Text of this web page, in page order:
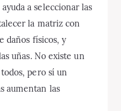
a seleccionar las
la matriz con
daños físicos, y
uñas. No existe un
pero sí un
aumentan las